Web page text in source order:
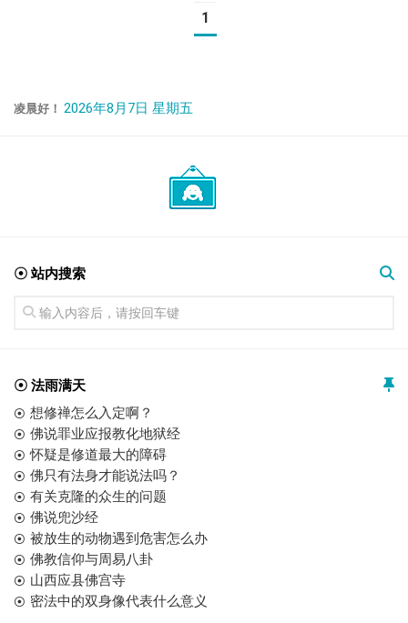
1
凌晨好！ 2026年8月7日 星期五
☉ 站内搜索
☉ 法雨满天
想修禅怎么入定啊？
佛说罪业应报教化地狱经
怀疑是修道最大的障碍
佛只有法身才能说法吗？
有关克隆的众生的问题
佛说兜沙经
被放生的动物遇到危害怎么办
佛教信仰与周易八卦
山西应县佛宫寺
密法中的双身像代表什么意义